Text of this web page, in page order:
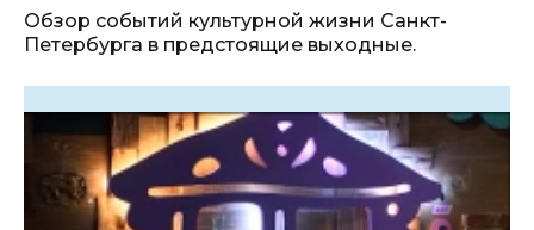
Обзор событий культурной жизни Санкт-
Петербурга в предстоящие выходные.